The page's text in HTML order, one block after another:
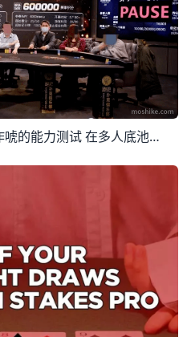
在多人底池处于不利位置诈唬的能力测试 在多人底池处于不利位置诈唬的能力测试 今天我们来做个测试，看看大家在不利位置处理多人底池的能力如何。 比方说你在打一场一万刀买入的比赛，盲注75